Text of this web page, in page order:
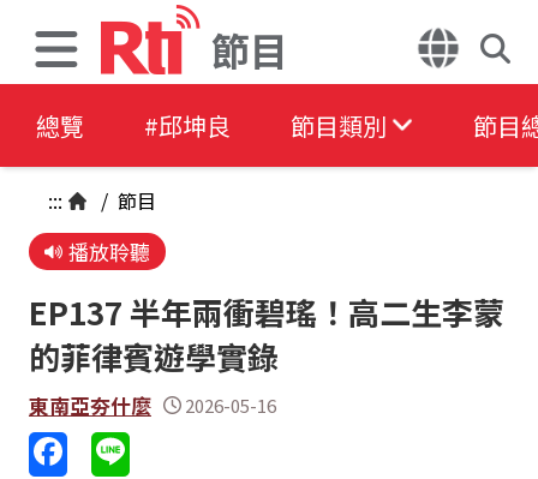
節目
總覽 #邱坤良 節目類別 節目
::: / 節目
播放聆聽
EP137 半年兩衝碧瑤！高二生李蒙
的菲律賓遊學實錄
東南亞夯什麼 2026-05-16